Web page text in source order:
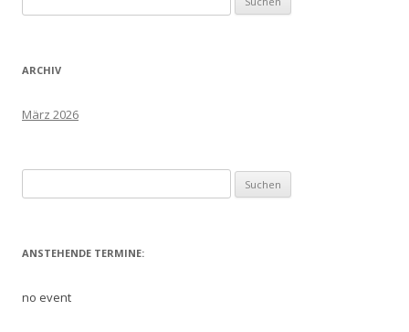
nach:
ARCHIV
März 2026
nach:
ANSTEHENDE TERMINE:
no event